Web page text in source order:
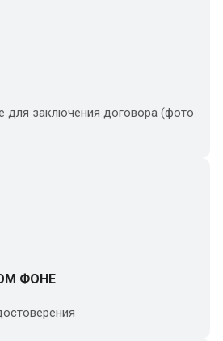
для заключения договора (фото
ФОНЕ